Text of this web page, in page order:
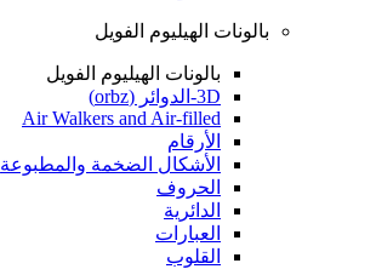
بالونات الهيليوم الفويل
بالونات الهيليوم الفويل
3D-الدوائر (orbz)
Air Walkers and Air-filled
الأرقام
الأشكال الضخمة والمطبوعة
الحروف
الدائرية
العبارات
القلوب